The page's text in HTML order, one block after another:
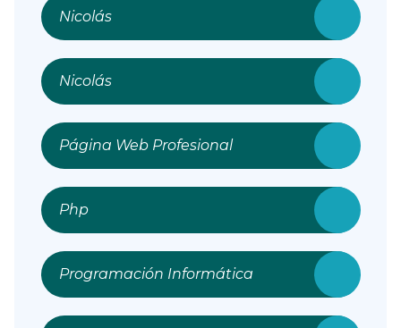
Nicolás
Nicolás
Página Web Profesional
Php
Programación Informática